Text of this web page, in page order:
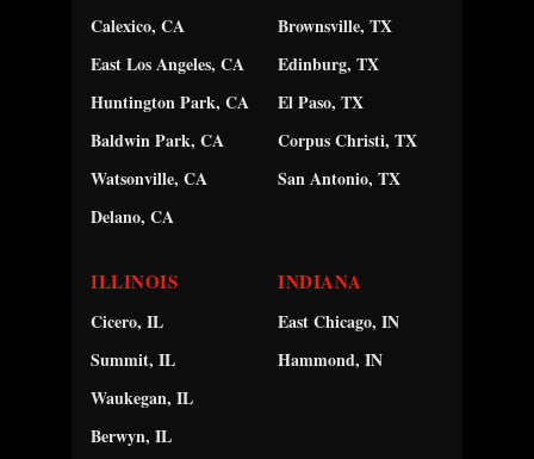
Calexico, CA
East Los Angeles, CA
Huntington Park, CA
Baldwin Park, CA
Watsonville, CA
Delano, CA
Brownsville, TX
Edinburg, TX
El Paso, TX
Corpus Christi, TX
San Antonio, TX
ILLINOIS
Cicero, IL
Summit, IL
Waukegan, IL
Berwyn, IL
INDIANA
East Chicago, IN
Hammond, IN